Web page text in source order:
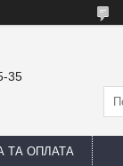
35
ТА ОПЛАТА